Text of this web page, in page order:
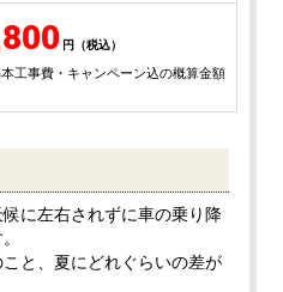
工事費・キャンペーン込の概算金額
に左右されずに車の乗り降
と、夏にどれぐらいの差が